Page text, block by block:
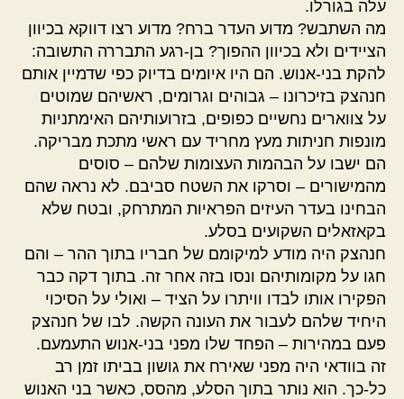
עלה בגורלו.
מה השתבש? מדוע העדר ברח? מדוע רצו דווקא בכיוון
הציידים ולא בכיוון ההפוך? בן-רגע התבררה התשובה:
להקת בני-אנוש. הם היו איומים בדיוק כפי שדמיין אותם
חנהצק בזיכרונו – גבוהים וגרומים, ראשיהם שמוטים
על צווארים נחשיים כפופים, בזרועותיהם האימתניות
מונפות חניתות מעץ מחריד עם ראשי מתכת מבריקה.
הם ישבו על הבהמות העצומות שלהם – סוסים
מהמישורים – וסרקו את השטח סביבם. לא נראה שהם
הבחינו בעדר העיזים הפראיות המתרחק, ובטח שלא
בקאזאלים השקועים בסלע.
חנהצק היה מודע למיקומם של חבריו בתוך ההר – והם
חגו על מקומותיהם ונסו בזה אחר זה. בתוך דקה כבר
הפקירו אותו לבדו וויתרו על הציד – ואולי על הסיכוי
היחיד שלהם לעבור את העונה הקשה. לבו של חנהצק
פעם במהירות – הפחד שלו מפני בני-אנוש התעמעם.
זה בוודאי היה מפני שאירח את גושון בביתו זמן רב
כל-כך. הוא נותר בתוך הסלע, מהסס, כאשר בני האנוש